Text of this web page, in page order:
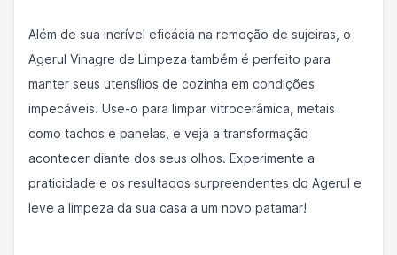
Além de sua incrível eficácia na remoção de sujeiras, o
Agerul Vinagre de Limpeza também é perfeito para
manter seus utensílios de cozinha em condições
impecáveis. Use-o para limpar vitrocerâmica, metais
como tachos e panelas, e veja a transformação
acontecer diante dos seus olhos. Experimente a
praticidade e os resultados surpreendentes do Agerul e
leve a limpeza da sua casa a um novo patamar!